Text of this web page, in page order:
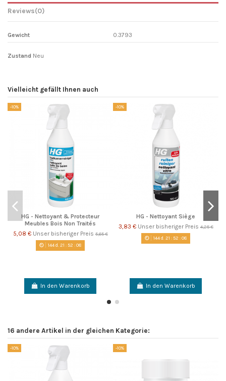
Reviews(0)
Gewicht 0.3793
Zustand Neu
Vielleicht gefällt Ihnen auch
-10%
HG - Nettoyant & Protecteur
Meubles Bois Non Traités
5,08 € Unser bisheriger Preis5,65 €
144d.21 :52 :08
In den Warenkorb
-10%
HG - Nettoyant Siège
3,83 € Unser bisheriger Preis4,25 €
144d.21 :52 :08
In den Warenkorb
16 andere Artikel in der gleichen Kategorie:
-10% -10%